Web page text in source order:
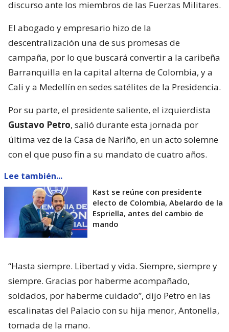
discurso ante los miembros de las Fuerzas Militares.
El abogado y empresario hizo de la
descentralización una de sus promesas de
campaña, por lo que buscará convertir a la caribeña
Barranquilla en la capital alterna de Colombia, y a
Cali y a Medellín en sedes satélites de la Presidencia.
Por su parte, el presidente saliente, el izquierdista
Gustavo Petro, salió durante esta jornada por
última vez de la Casa de Nariño, en un acto solemne
con el que puso fin a su mandato de cuatro años.
Lee también...
Kast se reúne con presidente
electo de Colombia, Abelardo de la
Espriella, antes del cambio de
mando
“Hasta siempre. Libertad y vida. Siempre, siempre y
siempre. Gracias por haberme acompañado,
soldados, por haberme cuidado”, dijo Petro en las
escalinatas del Palacio con su hija menor, Antonella,
tomada de la mano.